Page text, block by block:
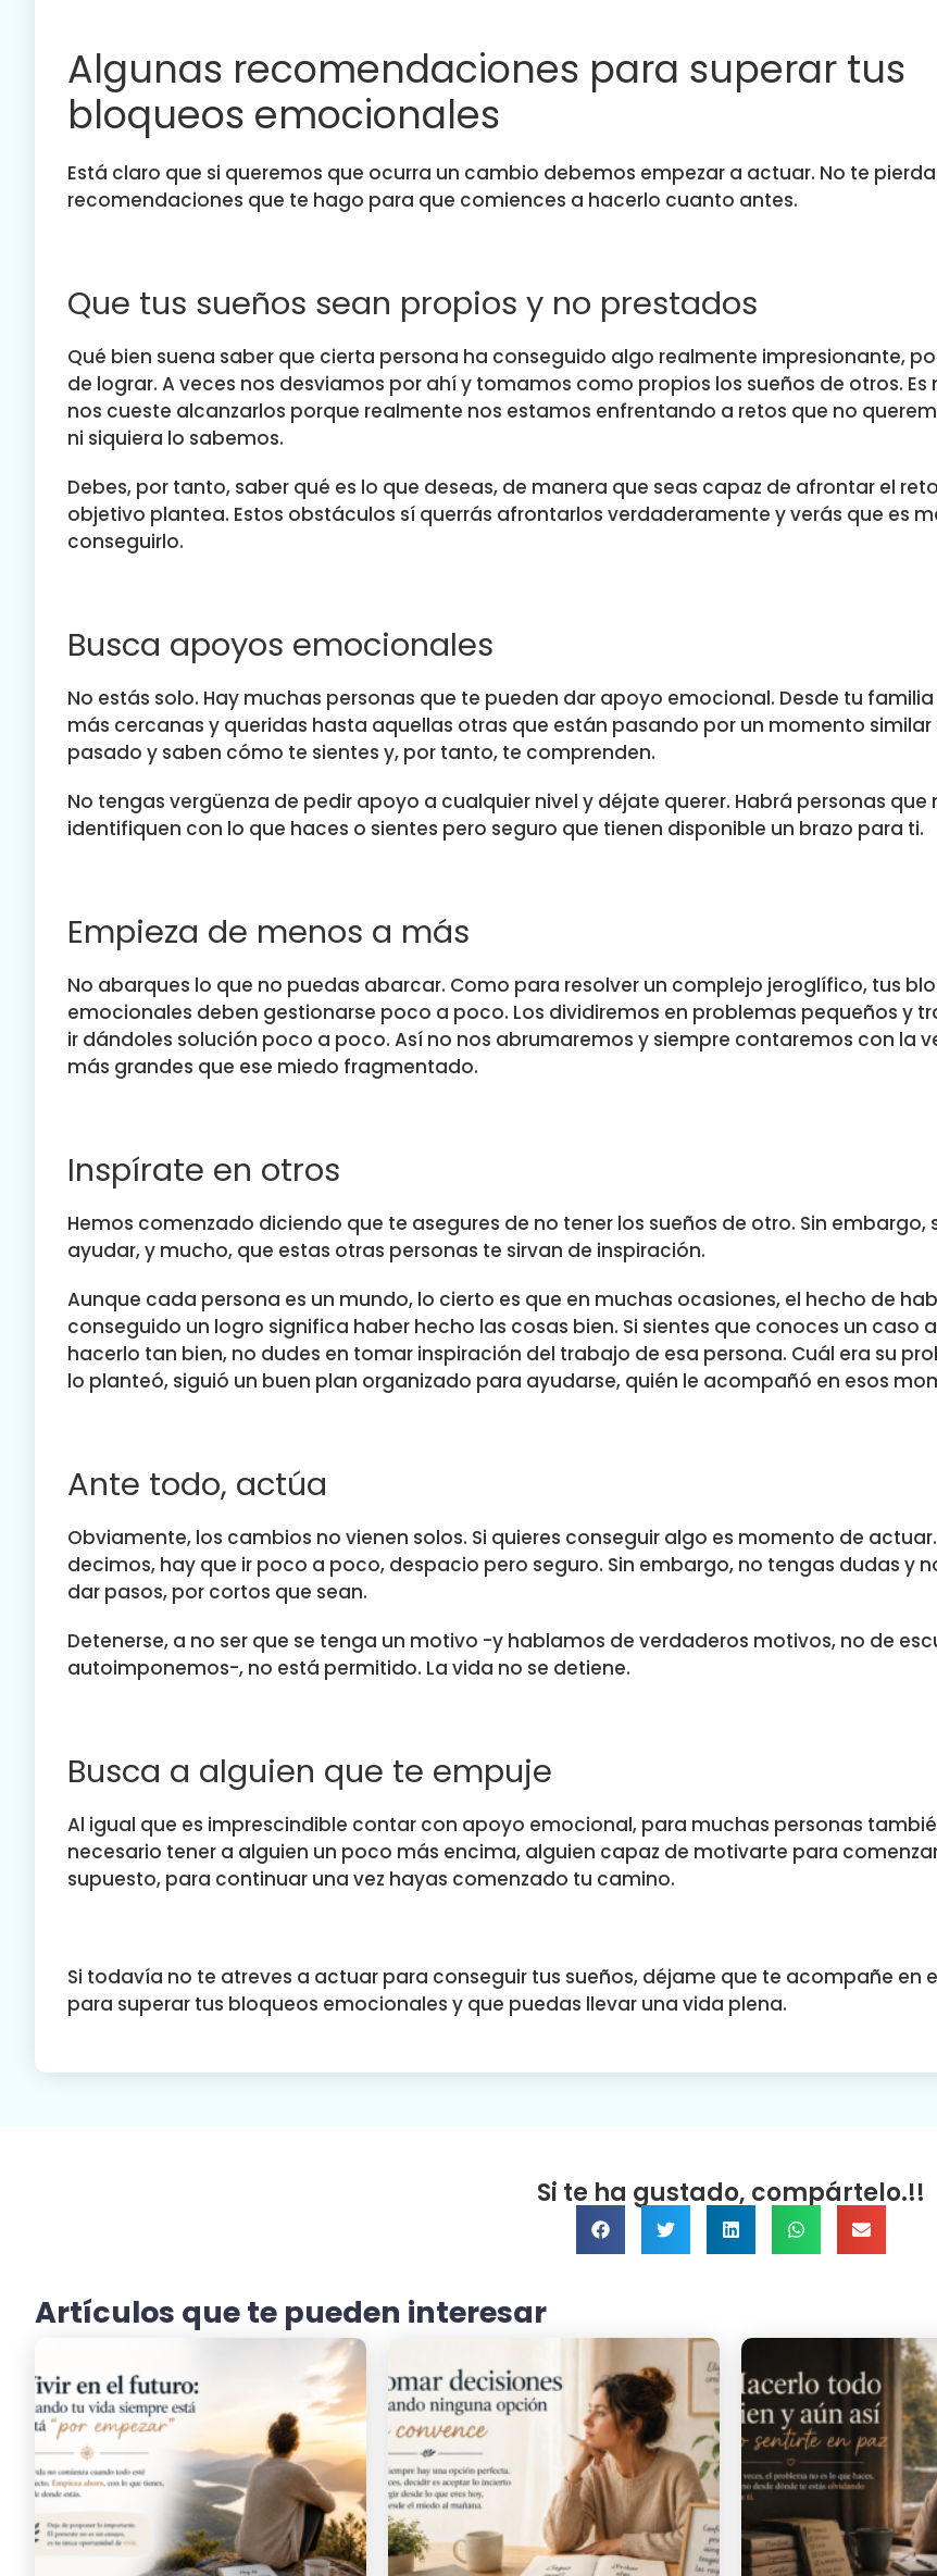
Algunas recomendaciones para superar tus
bloqueos emocionales
Está claro que si queremos que ocurra un cambio debemos empezar a actuar. No te
recomendaciones que te hago para que comiences a hacerlo cuanto antes.
Que tus sueños sean propios y no prestados
Qué bien suena saber que cierta persona ha conseguido algo realmente impresionante,
de lograr. A veces nos desviamos por ahí y tomamos como propios los sueños de otros. Es
nos cueste alcanzarlos porque realmente nos estamos enfrentando a retos que no
ni siquiera lo sabemos.
Debes, por tanto, saber qué es lo que deseas, de manera que seas capaz de afrontar el
objetivo plantea. Estos obstáculos sí querrás afrontarlos verdaderamente y verás que es
conseguirlo.
Busca apoyos emocionales
No estás solo. Hay muchas personas que te pueden dar apoyo emocional. Desde tu
más cercanas y queridas hasta aquellas otras que están pasando por un momento similar
pasado y saben cómo te sientes y, por tanto, te comprenden.
No tengas vergüenza de pedir apoyo a cualquier nivel y déjate querer. Habrá personas que
identifiquen con lo que haces o sientes pero seguro que tienen disponible un brazo para ti.
Empieza de menos a más
No abarques lo que no puedas abarcar. Como para resolver un complejo jeroglífico, tus
emocionales deben gestionarse poco a poco. Los dividiremos en problemas pequeños y
ir dándoles solución poco a poco. Así no nos abrumaremos y siempre contaremos con la
más grandes que ese miedo fragmentado.
Inspírate en otros
Hemos comenzado diciendo que te asegures de no tener los sueños de otro. Sin embargo,
ayudar, y mucho, que estas otras personas te sirvan de inspiración.
Aunque cada persona es un mundo, lo cierto es que en muchas ocasiones, el hecho de
conseguido un logro significa haber hecho las cosas bien. Si sientes que conoces un caso
hacerlo tan bien, no dudes en tomar inspiración del trabajo de esa persona. Cuál era su
lo planteó, siguió un buen plan organizado para ayudarse, quién le acompañó en esos
Ante todo, actúa
Obviamente, los cambios no vienen solos. Si quieres conseguir algo es momento de
decimos, hay que ir poco a poco, despacio pero seguro. Sin embargo, no tengas dudas y
dar pasos, por cortos que sean.
Detenerse, a no ser que se tenga un motivo -y hablamos de verdaderos motivos, no de
autoimponemos-, no está permitido. La vida no se detiene.
Busca a alguien que te empuje
Al igual que es imprescindible contar con apoyo emocional, para muchas personas
necesario tener a alguien un poco más encima, alguien capaz de motivarte para
supuesto, para continuar una vez hayas comenzado tu camino.
Si todavía no te atreves a actuar para conseguir tus sueños, déjame que te acompañe en
para superar tus bloqueos emocionales y que puedas llevar una vida plena.
Si te ha gustado, compártelo.!!
Artículos que te pueden interesar